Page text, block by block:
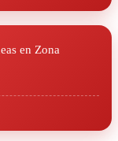
en Zona